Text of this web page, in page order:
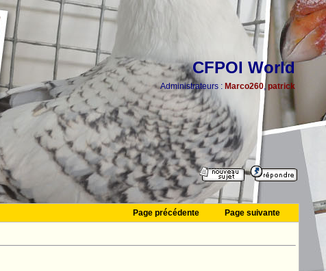
CFPOI World
Administrateurs : Marco260, patrick
Page précédente
Page suivante